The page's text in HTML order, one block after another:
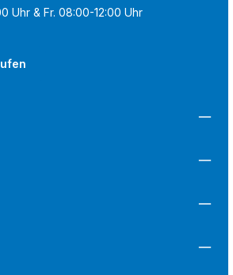
Uhr & Fr. 08:00-12:00 Uhr